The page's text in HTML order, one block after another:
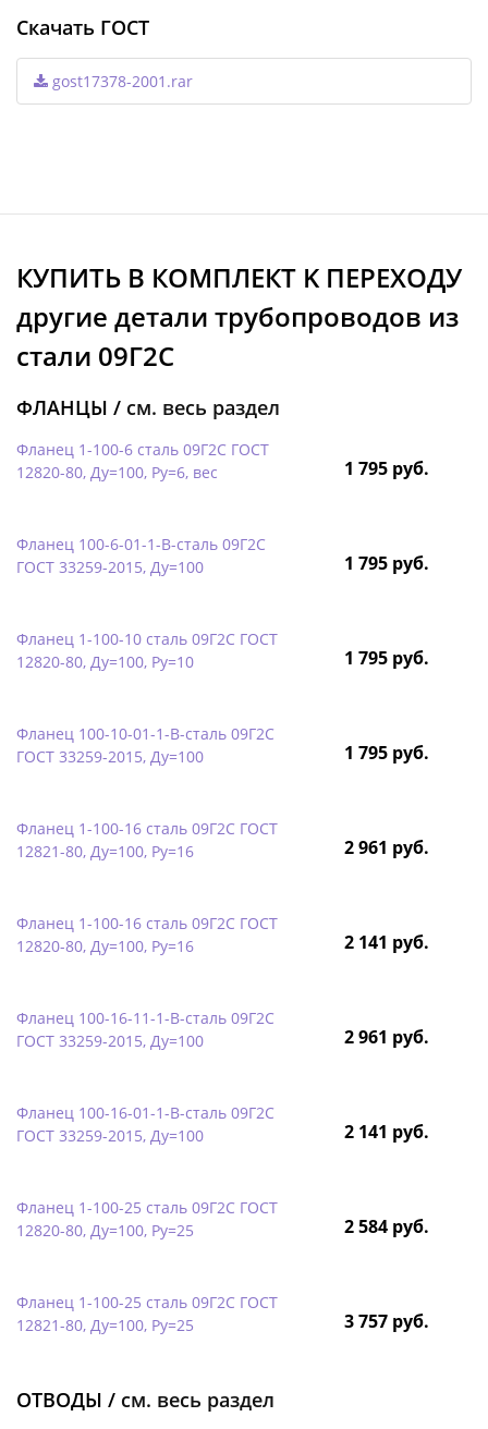
Скачать ГОСТ
gost17378-2001.rar
КУПИТЬ В КОМПЛЕКТ K ПЕРЕХОДУ
другие детали трубопроводов из
стали 09Г2С
ФЛАНЦЫ / см. весь раздел
Фланец 1-100-6 сталь 09Г2С ГОСТ
12820-80, Ду=100, Ру=6, вес
1 795 руб.
Фланец 100-6-01-1-B-сталь 09Г2С
ГОСТ 33259-2015, Ду=100
1 795 руб.
Фланец 1-100-10 сталь 09Г2С ГОСТ
12820-80, Ду=100, Ру=10
1 795 руб.
Фланец 100-10-01-1-B-сталь 09Г2С
ГОСТ 33259-2015, Ду=100
1 795 руб.
Фланец 1-100-16 сталь 09Г2С ГОСТ
12821-80, Ду=100, Ру=16
2 961 руб.
Фланец 1-100-16 сталь 09Г2С ГОСТ
12820-80, Ду=100, Ру=16
2 141 руб.
Фланец 100-16-11-1-B-сталь 09Г2С
ГОСТ 33259-2015, Ду=100
2 961 руб.
Фланец 100-16-01-1-B-сталь 09Г2С
ГОСТ 33259-2015, Ду=100
2 141 руб.
Фланец 1-100-25 сталь 09Г2С ГОСТ
12820-80, Ду=100, Ру=25
2 584 руб.
Фланец 1-100-25 сталь 09Г2С ГОСТ
12821-80, Ду=100, Ру=25
3 757 руб.
ОТВОДЫ / см. весь раздел